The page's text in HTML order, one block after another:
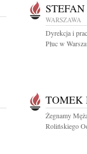
WARSZAWA
Dyrekcja i
Płuc w
TOMEK
Żegnamy
Rolińskiego